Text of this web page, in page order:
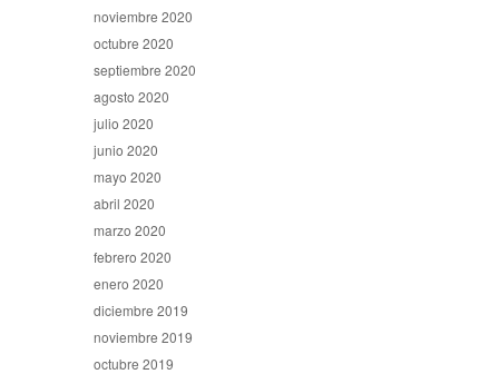
noviembre 2020
octubre 2020
septiembre 2020
agosto 2020
julio 2020
junio 2020
mayo 2020
abril 2020
marzo 2020
febrero 2020
enero 2020
diciembre 2019
noviembre 2019
octubre 2019